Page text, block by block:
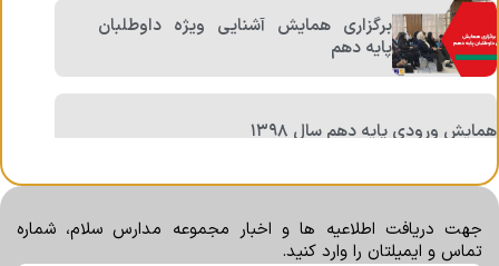
برگزاری همایش آشنایی ویژه داوطلبان
پایه دهم
همایش ورودی پایه دهم سال ۱۳۹۸
ویژه دانش آموزان متقاضی پایه دهم به
یازدهم
جهت دریافت اطلاعیه ها و اخبار مجموعه مدارس سلام، شماره
تماس و ایمیلتان را وارد کنید.